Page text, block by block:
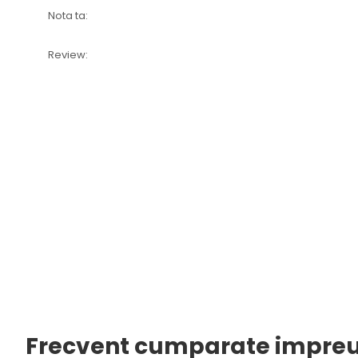
Nota ta:
Review:
Frecvent cumparate